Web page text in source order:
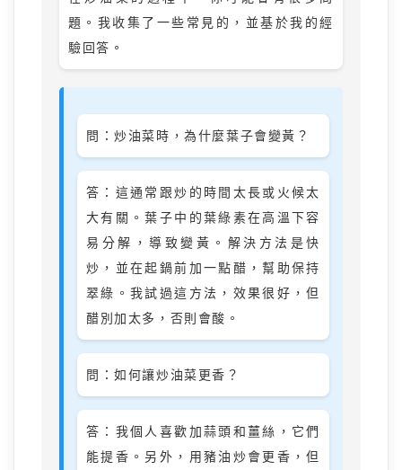
題。我收集了一些常見的，並基於我的經
驗回答。
問：炒油菜時，為什麼葉子會變黃？
答：這通常跟炒的時間太長或火候太
大有關。葉子中的葉綠素在高溫下容
易分解，導致變黃。解決方法是快
炒，並在起鍋前加一點醋，幫助保持
翠綠。我試過這方法，效果很好，但
醋別加太多，否則會酸。
問：如何讓炒油菜更香？
答：我個人喜歡加蒜頭和薑絲，它們
能提香。另外，用豬油炒會更香，但